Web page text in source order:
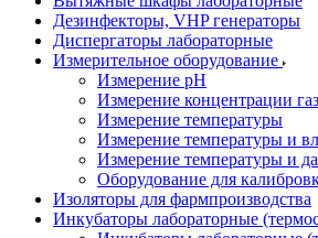
Дезинфекторы, VHP генераторы
Диспергаторы лабораторные
Измерительное оборудование
Измерение pH
Измерение концентрации
Измерение температуры
Измерение температуры и
Измерение температуры и
Оборудование для
Изоляторы для фармпроизводства
Инкубаторы лабораторные